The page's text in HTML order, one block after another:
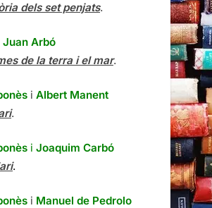
dels set penjats.
Juan Arbó
de la terra i el mar.
i Albert Manent
.
i Joaquim Carbó
.
i Manuel de Pedrolo